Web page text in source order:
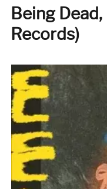
Being
Records)